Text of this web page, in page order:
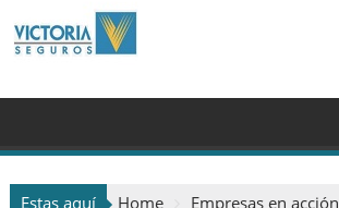
Estas aquí Home
Empresas en acción